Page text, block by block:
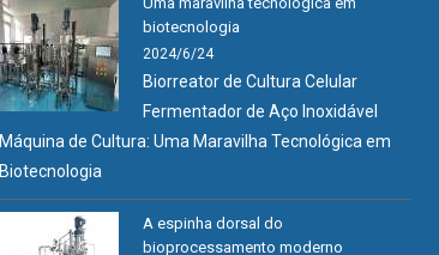
biotecnologia
2024/6/24
Biorreator de Cultura Celular
Fermentador de Aço Inoxidável
Máquina de Cultura: Uma Maravilha Tecnológica em
Biotecnologia
A espinha dorsal do
bioprocessamento moderno